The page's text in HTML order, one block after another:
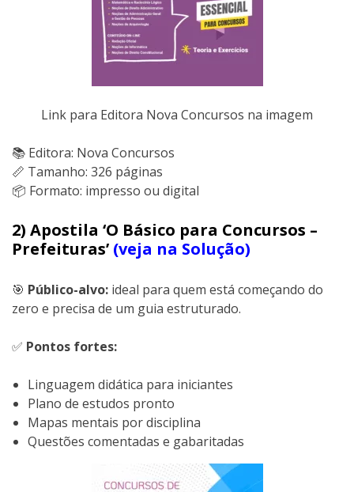
Link para Editora Nova Concursos na imagem
📚 Editora: Nova Concursos
📏 Tamanho: 326 páginas
📦 Formato: impresso ou digital
2) Apostila ‘O Básico para Concursos –
Prefeituras’ (veja na Solução)
🎯 Público-alvo: ideal para quem está começando do
zero e precisa de um guia estruturado.
✅ Pontos fortes:
Linguagem didática para iniciantes
Plano de estudos pronto
Mapas mentais por disciplina
Questões comentadas e gabaritadas